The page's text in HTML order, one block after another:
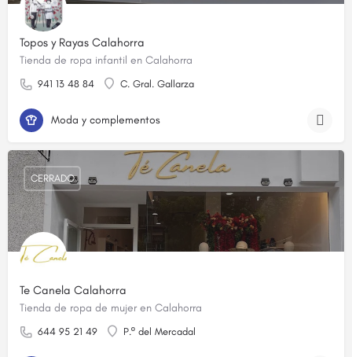
Topos y Rayas Calahorra
Tienda de ropa infantil en Calahorra
941 13 48 84 C. Gral. Gallarza
Moda y complementos
Te Canela Calahorra
Tienda de ropa de mujer en Calahorra
644 95 21 49 P.º del Mercadal
CERRADO